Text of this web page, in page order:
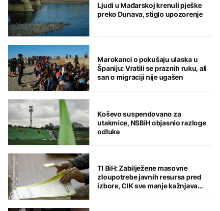
Ljudi u Mađarskoj krenuli pješke
preko Dunava, stiglo upozorenje
Marokanci o pokušaju ulaska u
Španiju: Vratili se praznih ruku, ali
san o migraciji nije ugašen
Koševo suspendovano za
utakmice, NSBiH objasnio razloge
odluke
TI BiH: Zabilježene masovne
zloupotrebe javnih resursa pred
izbore, CIK sve manje kažnjava